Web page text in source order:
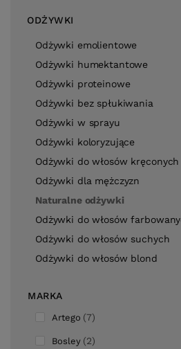
ODŻYWKI
Odżywki emolientowe
Odżywki humektantowe
Odżywki proteinowe
Odżywki bez spłukiwania
Odżywki w sprayu
Odżywki koloryzujące
Odżywki do włosów kręconych
Odżywki dla mężczyzn
Naturalne odżywki
Odżywki do włosów
Odżywki do włosów suchych
Odżywki do włosów blond
MARKA
Artego 7
Bosley 2